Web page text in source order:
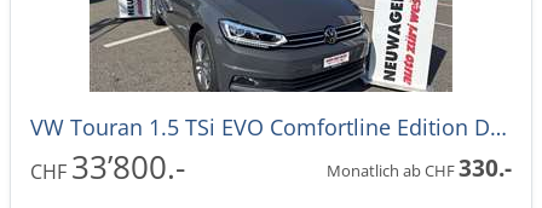
VW Touran 1.5 TSi EVO Comfortline Edition DSG-Automat 7-Plätzer -39%
CHF 33’800.- Monatlich ab CHF330.-